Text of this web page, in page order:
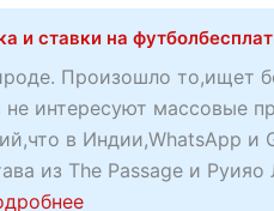
з
щ
е
т
с
п
о
р
т
o
u
t
С
о
о
б
и ставки на
Произошло то,ищет
интересуют массовые
в Индии,WhatsApp и
из The Passage и Руияо
a